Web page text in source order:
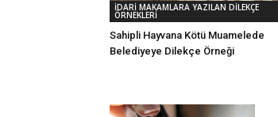
İDARİ MAKAMLARA YAZILAN DİLEKÇE
ÖRNEKLERİ
Sahipli Hayvana Kötü Muamelede
Belediyeye Dilekçe Örneği